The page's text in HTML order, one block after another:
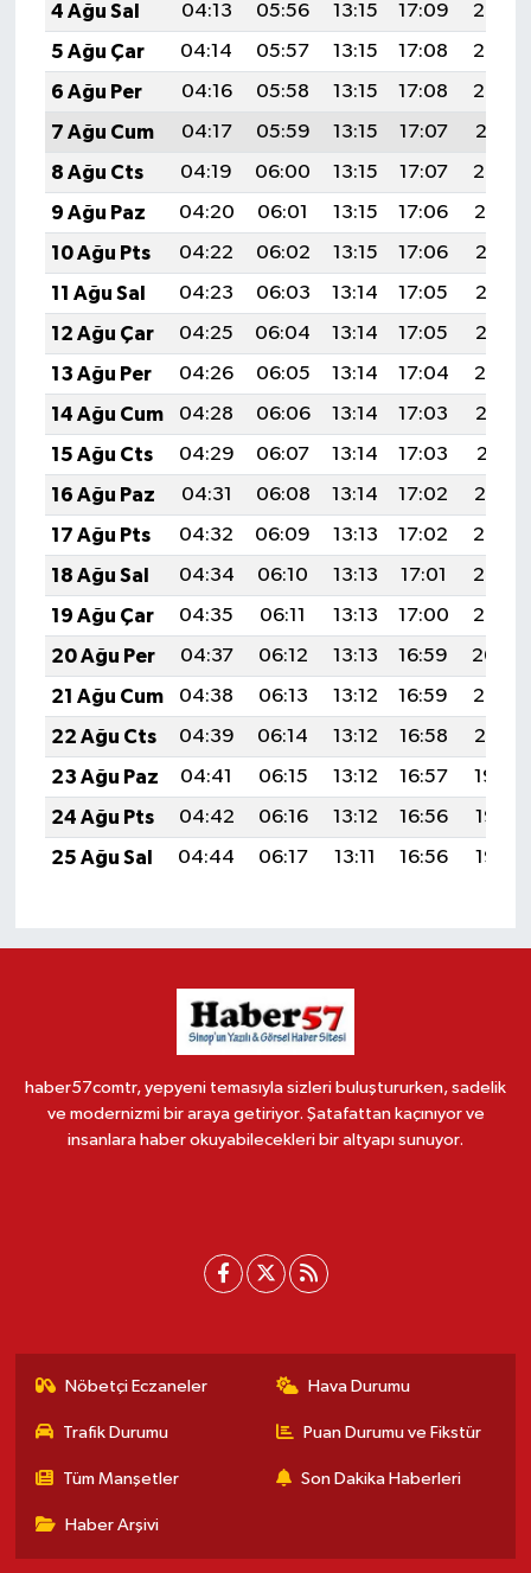
4 Ağu Sal
04:13 05:56 13:15 17:09
20:25
5 Ağu Çar
04:14 05:57 13:15 17:08
20:24
6 Ağu Per
04:16 05:58 13:15 17:08
20:23
7 Ağu Cum
04:17 05:59 13:15 17:07
20:21
8 Ağu Cts
04:19 06:00 13:15 17:07
20:20
9 Ağu Paz
04:20 06:01 13:15 17:06
20:19
10 Ağu Pts
04:22 06:02 13:15 17:06
20:18
11 Ağu Sal
04:23 06:03 13:14 17:05
20:16
12 Ağu Çar
04:25 06:04 13:14 17:05
20:15
13 Ağu Per
04:26 06:05 13:14 17:04
20:14
14 Ağu Cum
04:28 06:06 13:14 17:03
20:12
15 Ağu Cts
04:29 06:07 13:14 17:03
20:11
16 Ağu Paz
04:31 06:08 13:14 17:02
20:10
17 Ağu Pts
04:32 06:09 13:13 17:02
20:08
18 Ağu Sal
04:34 06:10 13:13 17:01
20:07
19 Ağu Çar
04:35 06:11 13:13 17:00
20:05
20 Ağu Per
04:37 06:12 13:13 16:59
20:04
21 Ağu Cum
04:38 06:13 13:12 16:59
20:02
22 Ağu Cts
04:39 06:14 13:12 16:58
20:01
23 Ağu Paz
04:41 06:15 13:12 16:57
19:59
24 Ağu Pts
04:42 06:16 13:12 16:56
19:58
25 Ağu Sal
04:44 06:17 13:11 16:56 19:56
haber57comtr, yepyeni temasıyla sizleri buluştururken, sadelik
ve modernizmi bir araya getiriyor. Şatafattan kaçınıyor ve
insanlara haber okuyabilecekleri bir altyapı sunuyor.
Nöbetçi Eczaneler Hava Durumu
Trafik Durumu Puan Durumu ve Fikstür
Tüm Manşetler Son Dakika Haberleri
Haber Arşivi